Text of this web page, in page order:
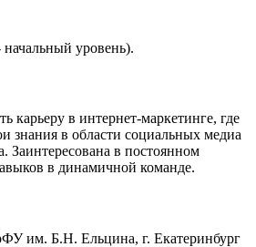
уровень).
карьеру в интернет-маркетинге, где
знания в области социальных медиа
Заинтересована в постоянном
в динамичной команде.
им. Б.Н. Ельцина, г. Екатеринбург